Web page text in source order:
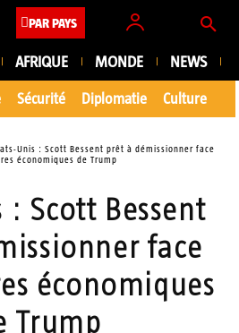
PAR PAYS
AFRIQUE MONDE NEWS
Sécurité Diplomatie Culture
Unis : Scott Bessent prêt à démissionner face
économiques de Trump
: Scott Bessent
face
économiques
Trump